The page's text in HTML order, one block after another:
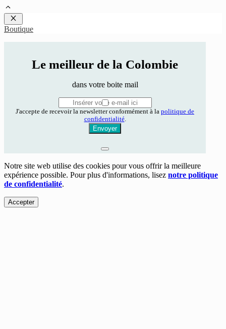
Fermer
Boutique
Le meilleur de la Colombie
dans votre boite mail
J'accepte de recevoir la newsletter conformément à la politique de
confidentialité.
Envoyer
Notre site web utilise des cookies pour vous offrir la meilleure
expérience possible. Pour plus d'informations, lisez notre politique
de confidentialité.
Accepter